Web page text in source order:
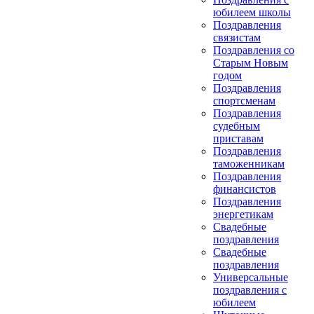
юбилеем школы
Поздравления
связистам
Поздравления со
Старым Новым
годом
Поздравления
спортсменам
Поздравления
судебным
приставам
Поздравления
таможенникам
Поздравления
финансистов
Поздравления
энергетикам
Свадебные
поздравления
Свадебные
поздравления
Универсальные
поздравления с
юбилеем